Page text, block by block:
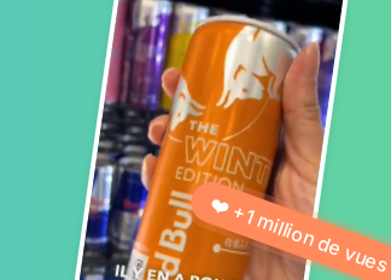
❤️ +1 million de vues